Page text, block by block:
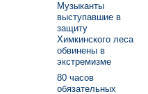
Музыканты
выступавшие в
защиту
Химкинского леса
обвинены в
экстремизме
80 часов
обязательных